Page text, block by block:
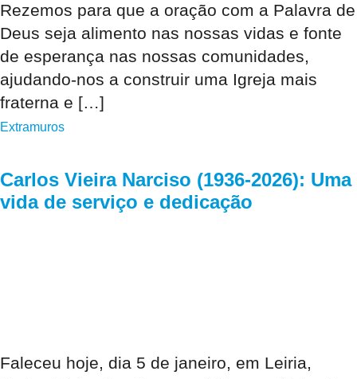
Rezemos para que a oração com a Palavra de
Deus seja alimento nas nossas vidas e fonte
de esperança nas nossas comunidades,
ajudando-nos a construir uma Igreja mais
fraterna e […]
Extramuros
Carlos Vieira Narciso (1936-2026): Uma
vida de serviço e dedicação
Faleceu hoje, dia 5 de janeiro, em Leiria,